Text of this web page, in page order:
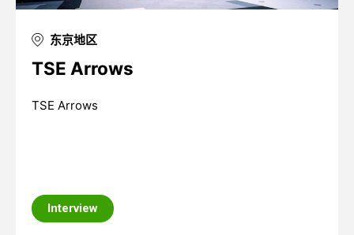
东京地区
TSE Arrows
TSE Arrows
Interview